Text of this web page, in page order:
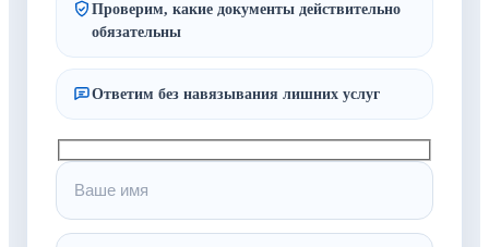
Проверим, какие документы действительно
обязательны
Ответим без навязывания лишних услуг